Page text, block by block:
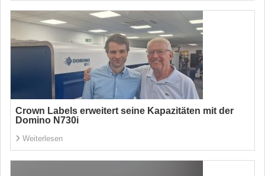
Crown Labels erweitert seine Kapazitäten mit der
Domino N730i
Weiterlesen